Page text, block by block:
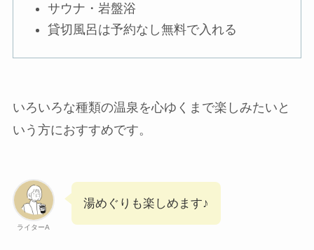
サウナ・岩盤浴
貸切風呂は予約なし無料で入れる
いろいろな種類の温泉を心ゆくまで楽しみたいと
いう方におすすめです。
ライターA
湯めぐりも楽しめます♪